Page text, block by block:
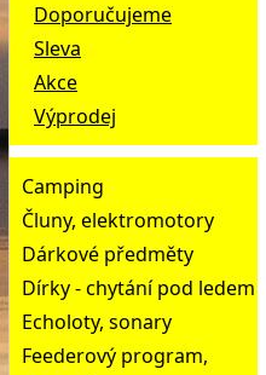
Doporučujeme
Sleva
Akce
Výprodej
Camping
Čluny, elektromotory
Dárkové předměty
Dírky - chytání pod ledem
Echoloty, sonary
Feederový program,